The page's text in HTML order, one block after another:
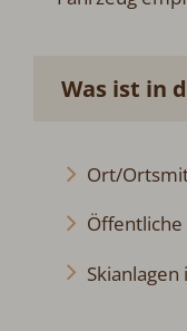
Öffentliche
Skianlagen